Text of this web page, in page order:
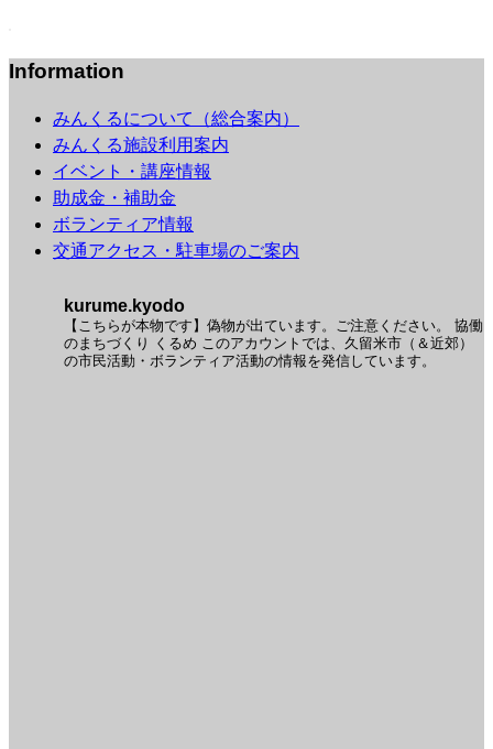
Information
みんくるについて（総合案内）
みんくる施設利用案内
イベント・講座情報
助成金・補助金
ボランティア情報
交通アクセス・駐車場のご案内
kurume.kyodo
【こちらが本物です】偽物が出ています。ご注意ください。
協働
のまちづくり くるめ このアカウントでは、久留米市（＆近郊）
の市民活動・ボランティア活動の情報を発信しています。